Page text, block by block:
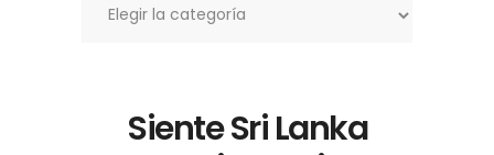
Siente Sri Lanka